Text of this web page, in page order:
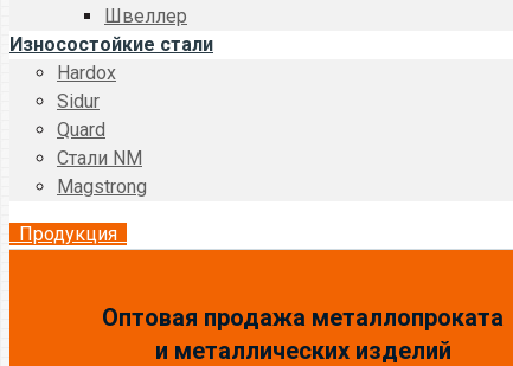
Швеллер
Износостойкие стали
Hardox
Sidur
Quard
Стали NM
Magstrong
Продукция
Оптовая продажа металлопроката
и металлических изделий